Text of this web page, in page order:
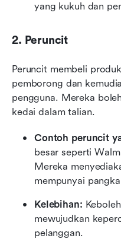
yang kukuh dan
2. Peruncit
Peruncit membeli
pemborong dan
pengguna. Mereka
kedai dalam talian.
Contoh peruncit
besar seperti
Mereka
mempunyai
Kelebihan:
mewujudkan
pelanggan.